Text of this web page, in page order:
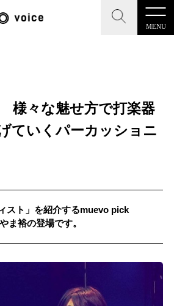
MENU
CLOSE
HM #女性シンガー
CLOSE
る”音楽特化メディア
様々な魅せ方で打楽器
ていくパーカッショニ
スト」を紹介するmuevo pick
ま裕の登場です。